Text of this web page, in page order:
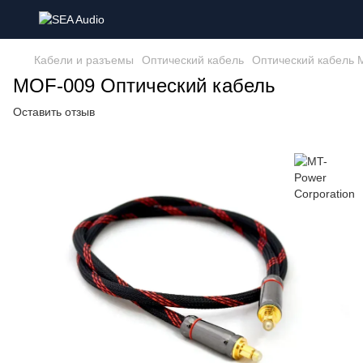
Кабели и разъемы Оптический кабель Оптический кабель
MOF-009 Оптический кабель
Оставить отзыв